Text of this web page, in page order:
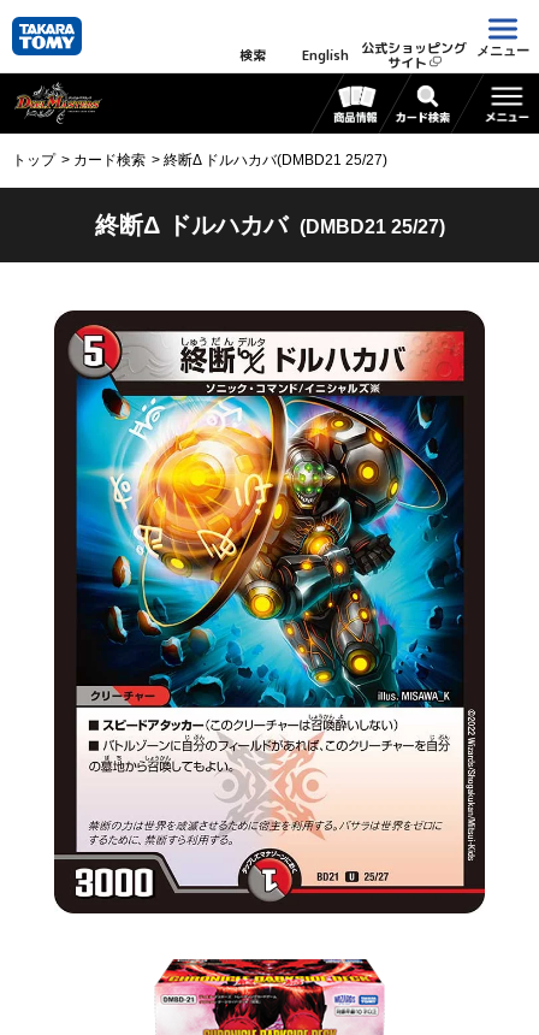
検索 English 公式ショッピング
サイト
メニュー
トップ カード検索 終断Δ ドルハカバ(DMBD21 25/27)
終断Δ ドルハカバ (DMBD21 25/27)